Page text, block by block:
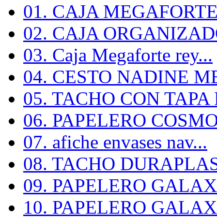
01. CAJA
02. CAJA
03. Caja Megaforte rey...
04. CESTO NADINE
05. TACHO CON TAPA
06. PAPELERO
07. afiche envases nav...
08. TACHO
09. PAPELERO
10. PAPELERO